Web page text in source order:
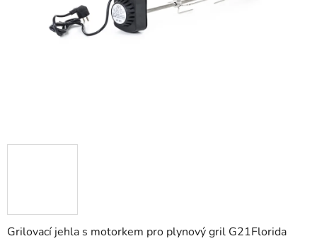
Grilovací jehla s motorkem pro plynový gril G21Florida